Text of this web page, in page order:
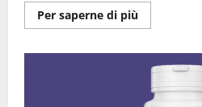
Per saperne di piùUlteriori
informazioni
Forte
2026